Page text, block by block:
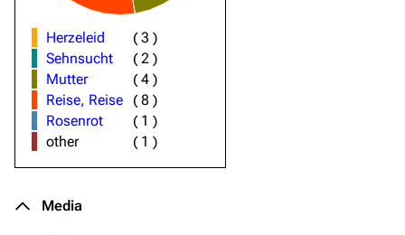
Herzeleid (3 )
Sehnsucht
(2 )
Mutter
(4 )
Reise, Reise
(8 )
Rosenrot
( 1 )
other
( 1 )
Media